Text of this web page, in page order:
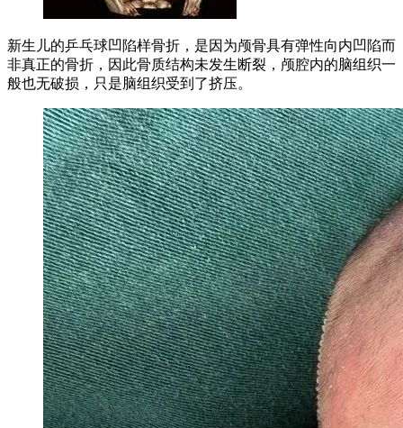
新生儿的乒乓球凹陷样骨折，是因为颅骨具有弹性向内凹陷而
非真正的骨折，因此骨质结构未发生断裂，颅腔内的脑组织一
般也无破损，只是脑组织受到了挤压。